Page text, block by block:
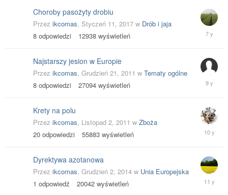
Choroby pasożyty drobiu
Przez ikcomas, Styczeń 11, 2017 w Drób i jaja
8 odpowiedzi 12938 wyświetleń
Lipiec
12,
Najstarszy jesion w Europie
Przez ikcomas, Grudzień 21, 2011 w Tematy ogólne
8 odpowiedzi 27094 wyświetleń
Maj
26,
Krety na polu
Przez ikcomas, Listopad 2, 2011 w Zboża
20 odpowiedzi 55883 wyświetleń
Marzec
3,
Dyrektywa azotanowa
Przez ikcomas, Grudzień 2, 2014 w Unia Europejska
1 odpowiedź 20042 wyświetleń
Grudzień
2,